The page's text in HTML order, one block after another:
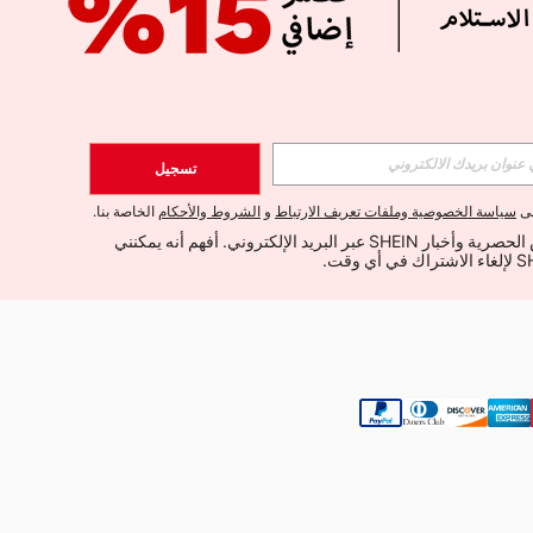
الإشتراك
اشتراك
تسجيل
سياسة الخصوصية وملفات تعريف الارتباط و الشروط والأحكام الخاصة بنا.
أود تلقي العروض الحصرية وأخبار SHEIN عبر البريد الإلكتروني. أفهم أنه يمكنني